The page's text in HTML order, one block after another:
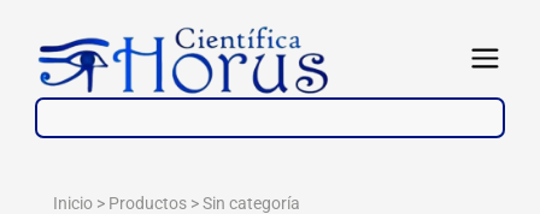
contenido
Abrir
Inicio > Productos >Sin categoría